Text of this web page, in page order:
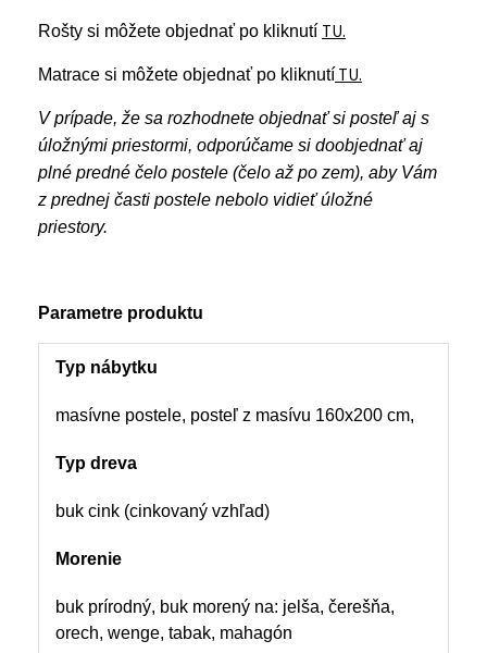
Rošty si môžete objednať po kliknutí TU.
Matrace si môžete objednať po kliknutí TU.
V prípade, že sa rozhodnete objednať si posteľ aj s
úložnými priestormi, odporúčame si doobjednať aj
plné predné čelo postele (čelo až po zem), aby Vám
z prednej časti postele nebolo vidieť úložné
priestory.
Parametre produktu
Typ nábytku
masívne postele, posteľ z masívu 160x200 cm,
Typ dreva
buk cink (cinkovaný vzhľad)
Morenie
buk prírodný, buk morený na: jelša, čerešňa,
orech, wenge, tabak, mahagón